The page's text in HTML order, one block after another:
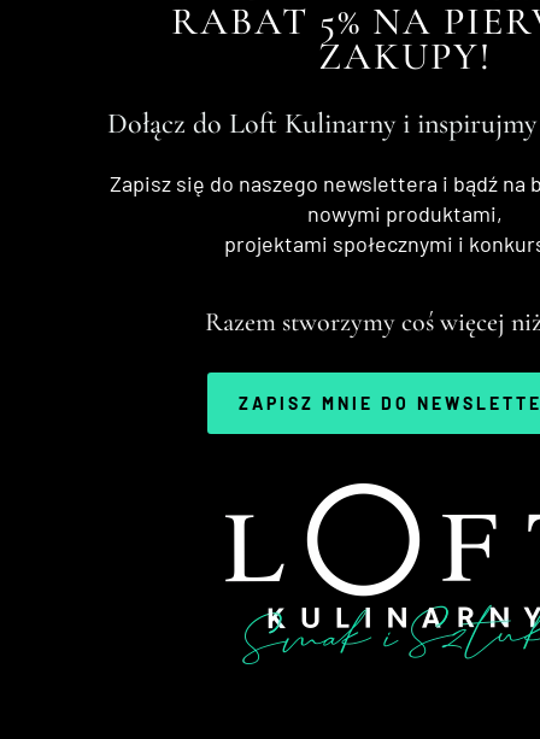
RABAT 5% NA
ZAKUPY!
Dołącz do Loft Kulinarny i inspirujmy
Zapisz się do naszego newslettera i bądź na
nowymi produktami,
projektami społecznymi i
Razem stworzymy coś więcej
ZAPISZ MNIE DO